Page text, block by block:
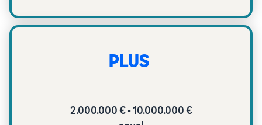
PLUS
2.000.000 € - 10.000.000 €